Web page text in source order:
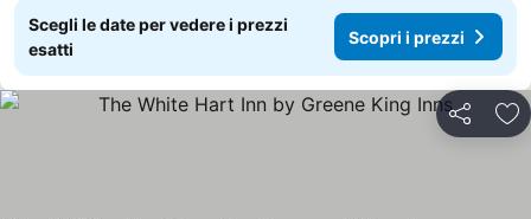
Scegli le date per vedere i prezzi
esatti
Scopri i prezzi
Condividi